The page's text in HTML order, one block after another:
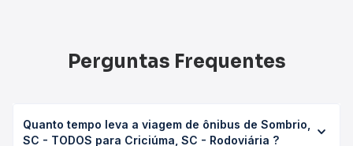
Perguntas Frequentes
Quanto tempo leva a viagem de ônibus de Sombrio,
SC - TODOS para Criciúma, SC - Rodoviária ?